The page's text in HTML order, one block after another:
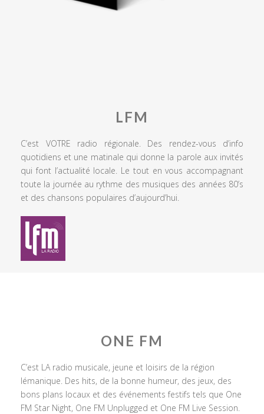
LFM
C’est VOTRE radio régionale. Des rendez-vous d’info
quotidiens et une matinale qui donne la parole aux invités
qui font l’actualité locale. Le tout en vous accompagnant
toute la journée au rythme des musiques des années 80’s
et des chansons populaires d’aujourd’hui.
ONE FM
C’est LA radio musicale, jeune et loisirs de la région
lémanique. Des hits, de la bonne humeur, des jeux, des
bons plans locaux et des événements festifs tels que One
FM Star Night, One FM Unplugged et One FM Live Session.